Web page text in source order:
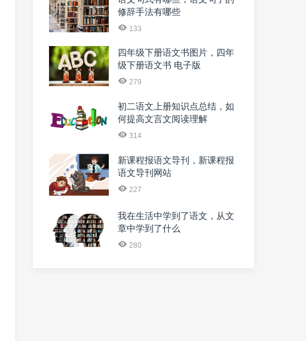
修辞手法有哪些
133
四年级下册语文书图片，四年
级下册语文书 电子版
279
初二语文上册知识点总结，如
何提高文言文阅读理解
314
新课程报语文导刊，新课程报
语文导刊网站
227
我在生活中学到了语文，从文
章中学到了什么
280